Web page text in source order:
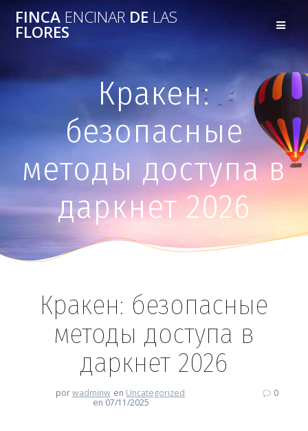
FINCAENCINAR DE LAS
FLORES
Кракен:
безопасные
методы доступа в
даркнет 2026
Кракен: безопасные
методы доступа в
даркнет 2026
porwadminw en Uncategorized
en 07/11/2025
0